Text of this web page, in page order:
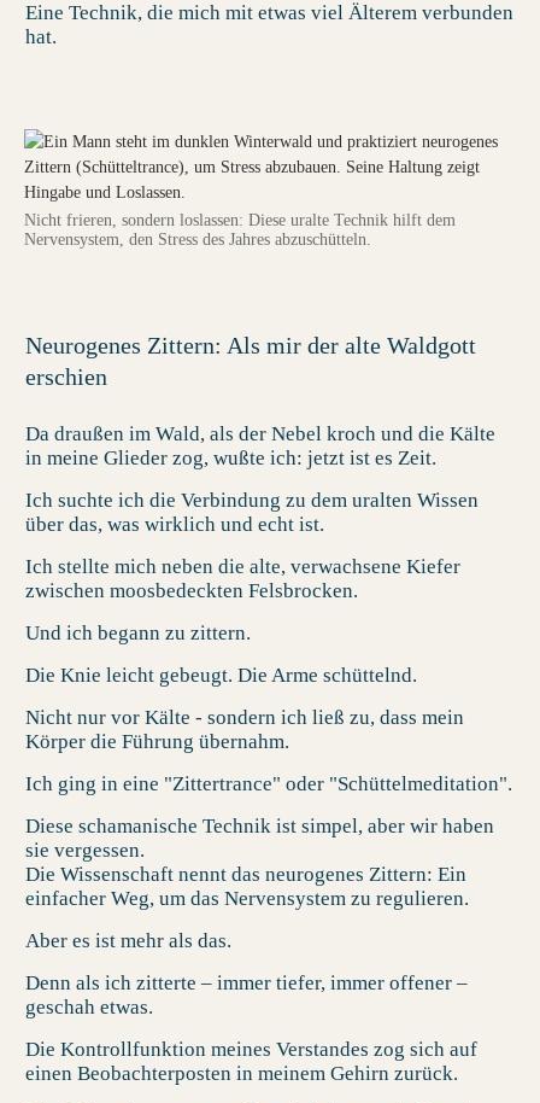
Eine Technik, die mich mit etwas viel Älterem verbunden
hat.
Nicht frieren, sondern loslassen: Diese uralte Technik hilft dem
Nervensystem, den Stress des Jahres abzuschütteln.
Neurogenes Zittern: Als mir der alte Waldgott
erschien
Da draußen im Wald, als der Nebel kroch und die Kälte
in meine Glieder zog, wußte ich: jetzt ist es Zeit.
Ich suchte ich die Verbindung zu dem uralten Wissen
über das, was wirklich und echt ist.
Ich stellte mich neben die alte, verwachsene Kiefer
zwischen moosbedeckten Felsbrocken.
Und ich begann zu zittern.
Die Knie leicht gebeugt. Die Arme schüttelnd.
Nicht nur vor Kälte - sondern ich ließ zu, dass mein
Körper die Führung übernahm.
Ich ging in eine "Zittertrance" oder "Schüttelmeditation".
Diese schamanische Technik ist simpel, aber wir haben
sie vergessen.
Die Wissenschaft nennt das neurogenes Zittern: Ein
einfacher Weg, um das Nervensystem zu regulieren.
Aber es ist mehr als das.
Denn als ich zitterte – immer tiefer, immer offener –
geschah etwas.
Die Kontrollfunktion meines Verstandes zog sich auf
einen Beobachterposten in meinem Gehirn zurück.